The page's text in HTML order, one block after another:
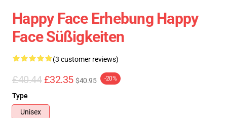
Happy Face Erhebung Happy
Face Süßigkeiten
(3 customer reviews)
£40.44 £32.35 $40.95 -20%
Type
Unisex